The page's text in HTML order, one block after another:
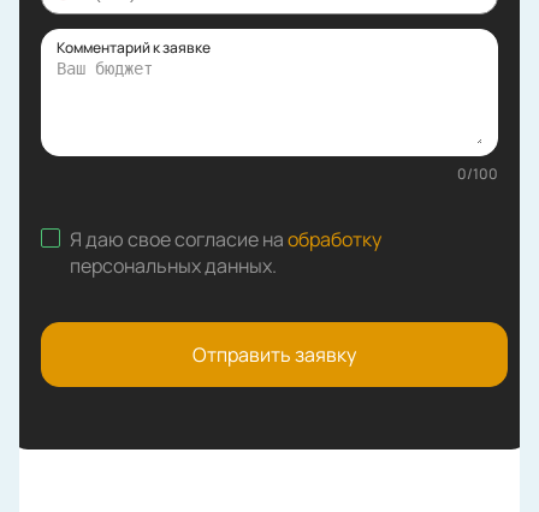
Комментарий к заявке
0/100
Я даю свое согласие наобработку
персональных данных.
Отправить заявку